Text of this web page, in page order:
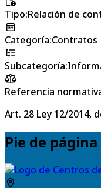
Tipo:Relación de
Categoría:Contratos
Subcategoría:
Referencia
Art. 28 Ley 12/2014,
Pie de página